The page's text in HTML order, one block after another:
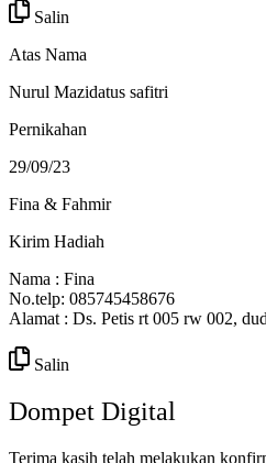
Salin
Atas Nama
Nurul Mazidatus safitri
Pernikahan
29/09/23
Fina & Fahmir
Kirim Hadiah
Nama : Fina
No.telp: 085745458676
Alamat : Ds. Petis rt 005 rw 002,
Salin
Dompet Digital
Terima kasih telah melakukan